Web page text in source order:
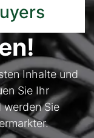
Inhalte und
Sie Ihr
werden Sie